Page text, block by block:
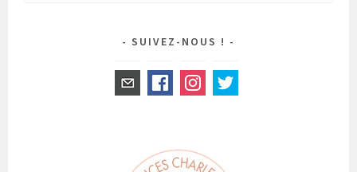
SUIVEZ-NOUS !